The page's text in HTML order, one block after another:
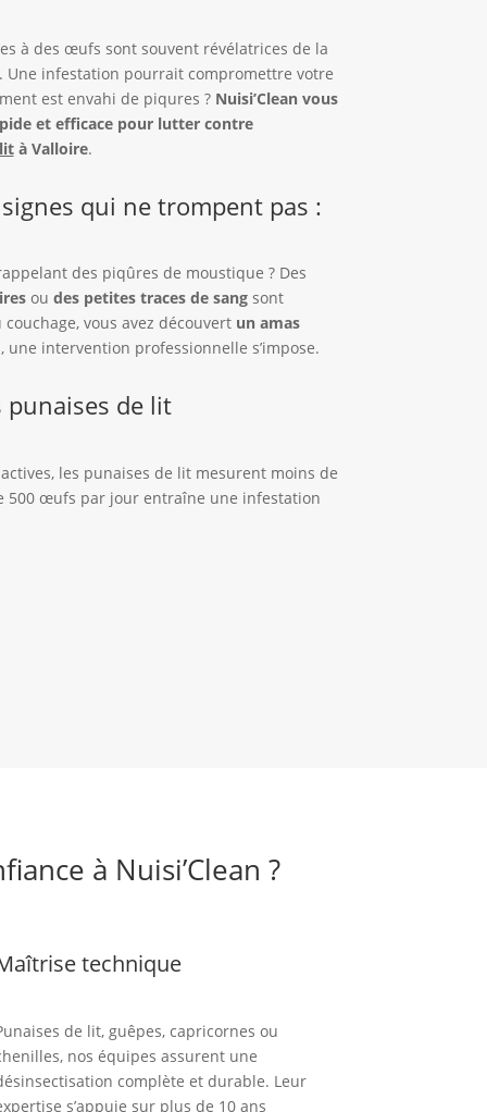
à des œufs sont souvent révélatrices de la
Une infestation pourrait compromettre votre
est envahi de piqures ? Nuisi’Clean vous
et efficace pour lutter contre
à Valloire.
qui ne trompent pas :
des piqûres de moustique ? Des
ou des petites traces de sangsont
vous avez découvert un amas
une intervention professionnelle s’impose.
punaises de lit
les punaises de lit mesurent moins de
500 œufs par jour entraîne une infestation
à Nuisi’Clean ?
technique
de lit, guêpes, capricornes ou
nos équipes assurent une
complète et durable. Leur
s’appuie sur plus de 10 ans